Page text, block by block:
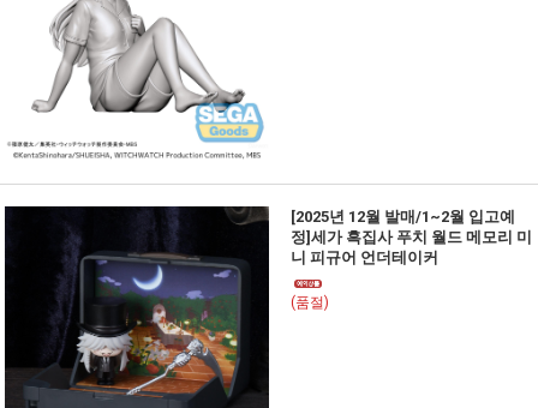
[2025년 12월 발매/1~2월 입고예
정]세가 흑집사 푸치 월드 메모리 미
니 피규어 언더테이커
(품절)